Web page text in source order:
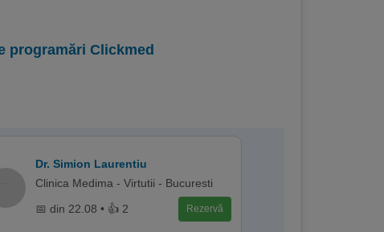
programări Clickmed
Dr. Simion Laurentiu
Clinica Medima - Virtutii - Bucuresti
📅 din 22.08 • 👍 2 Rezervă